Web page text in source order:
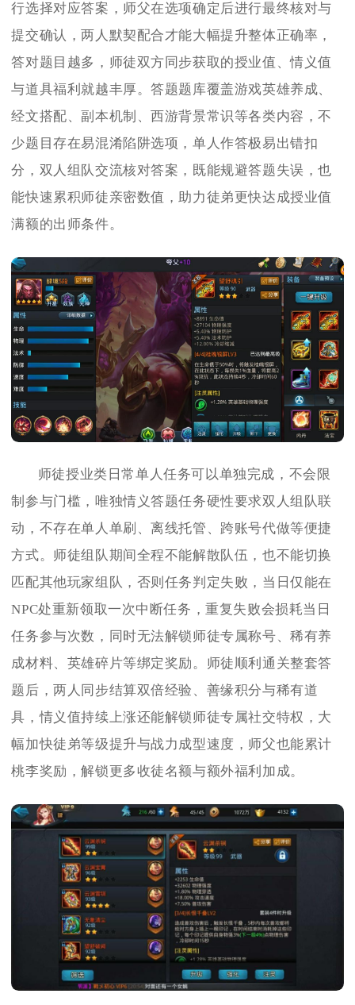
行选择对应答案，师父在选项确定后进行最终核对与
提交确认，两人默契配合才能大幅提升整体正确率，
答对题目越多，师徒双方同步获取的授业值、情义值
与道具福利就越丰厚。答题题库覆盖游戏英雄养成、
经文搭配、副本机制、西游背景常识等各类内容，不
少题目存在易混淆陷阱选项，单人作答极易出错扣
分，双人组队交流核对答案，既能规避答题失误，也
能快速累积师徒亲密数值，助力徒弟更快达成授业值
满额的出师条件。
师徒授业类日常单人任务可以单独完成，不会限
制参与门槛，唯独情义答题任务硬性要求双人组队联
动，不存在单人单刷、离线托管、跨账号代做等便捷
方式。师徒组队期间全程不能解散队伍，也不能切换
匹配其他玩家组队，否则任务判定失败，当日仅能在
NPC处重新领取一次中断任务，重复失败会损耗当日
任务参与次数，同时无法解锁师徒专属称号、稀有养
成材料、英雄碎片等绑定奖励。师徒顺利通关整套答
题后，两人同步结算双倍经验、善缘积分与稀有道
具，情义值持续上涨还能解锁师徒专属社交特权，大
幅加快徒弟等级提升与战力成型速度，师父也能累计
桃李奖励，解锁更多收徒名额与额外福利加成。